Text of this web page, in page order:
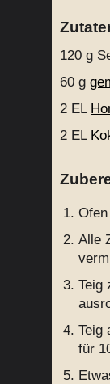
120 g
60 g
2 EL
2 EL
Alle
Teig
Teig
für